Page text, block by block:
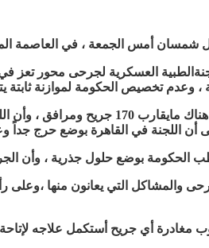
شمسان أمس الجمعة ، في العاصمة
العسكرية لجرحى محور تعز في
، وعدم تخصيص الحكومة لموازنة
وأكد رئيس اللجنه الطبية
أن اللجنة في القاهرة بوضع حرج
الحكومة بوضع حلول جذرية ، وأن
والمشاكل التي يعانون منها ،وعلى
مغادرة أي جريح أستكمل علاجه